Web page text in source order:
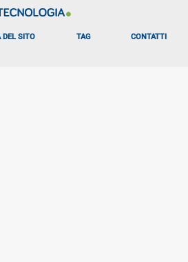
DEL SITO TAG CONTATTI